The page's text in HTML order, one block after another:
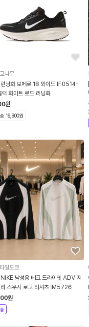
나무
런닝화 보메로 18 와이드 IF0514-
화이트 로드 러닝화
원
19,900원
일도쿄
남성용 테크 드라이핏 ADV 저
리 스우시 로고 티셔츠 IM5726
원